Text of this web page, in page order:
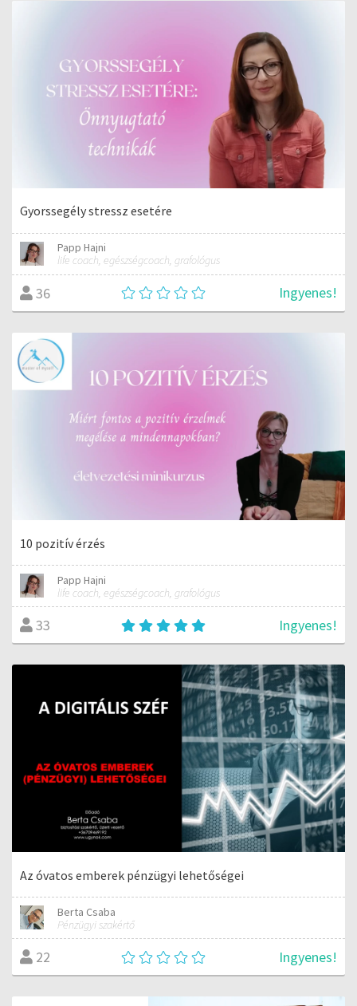
Gyorssegély stressz esetére
Papp Hajni
life coach, egészségcoach, grafológus
36 Ingyenes!
10 pozitív érzés
Papp Hajni
life coach, egészségcoach, grafológus
33 Ingyenes!
Az óvatos emberek pénzügyi lehetőségei
Berta Csaba
Pénzügyi szakértő
22 Ingyenes!